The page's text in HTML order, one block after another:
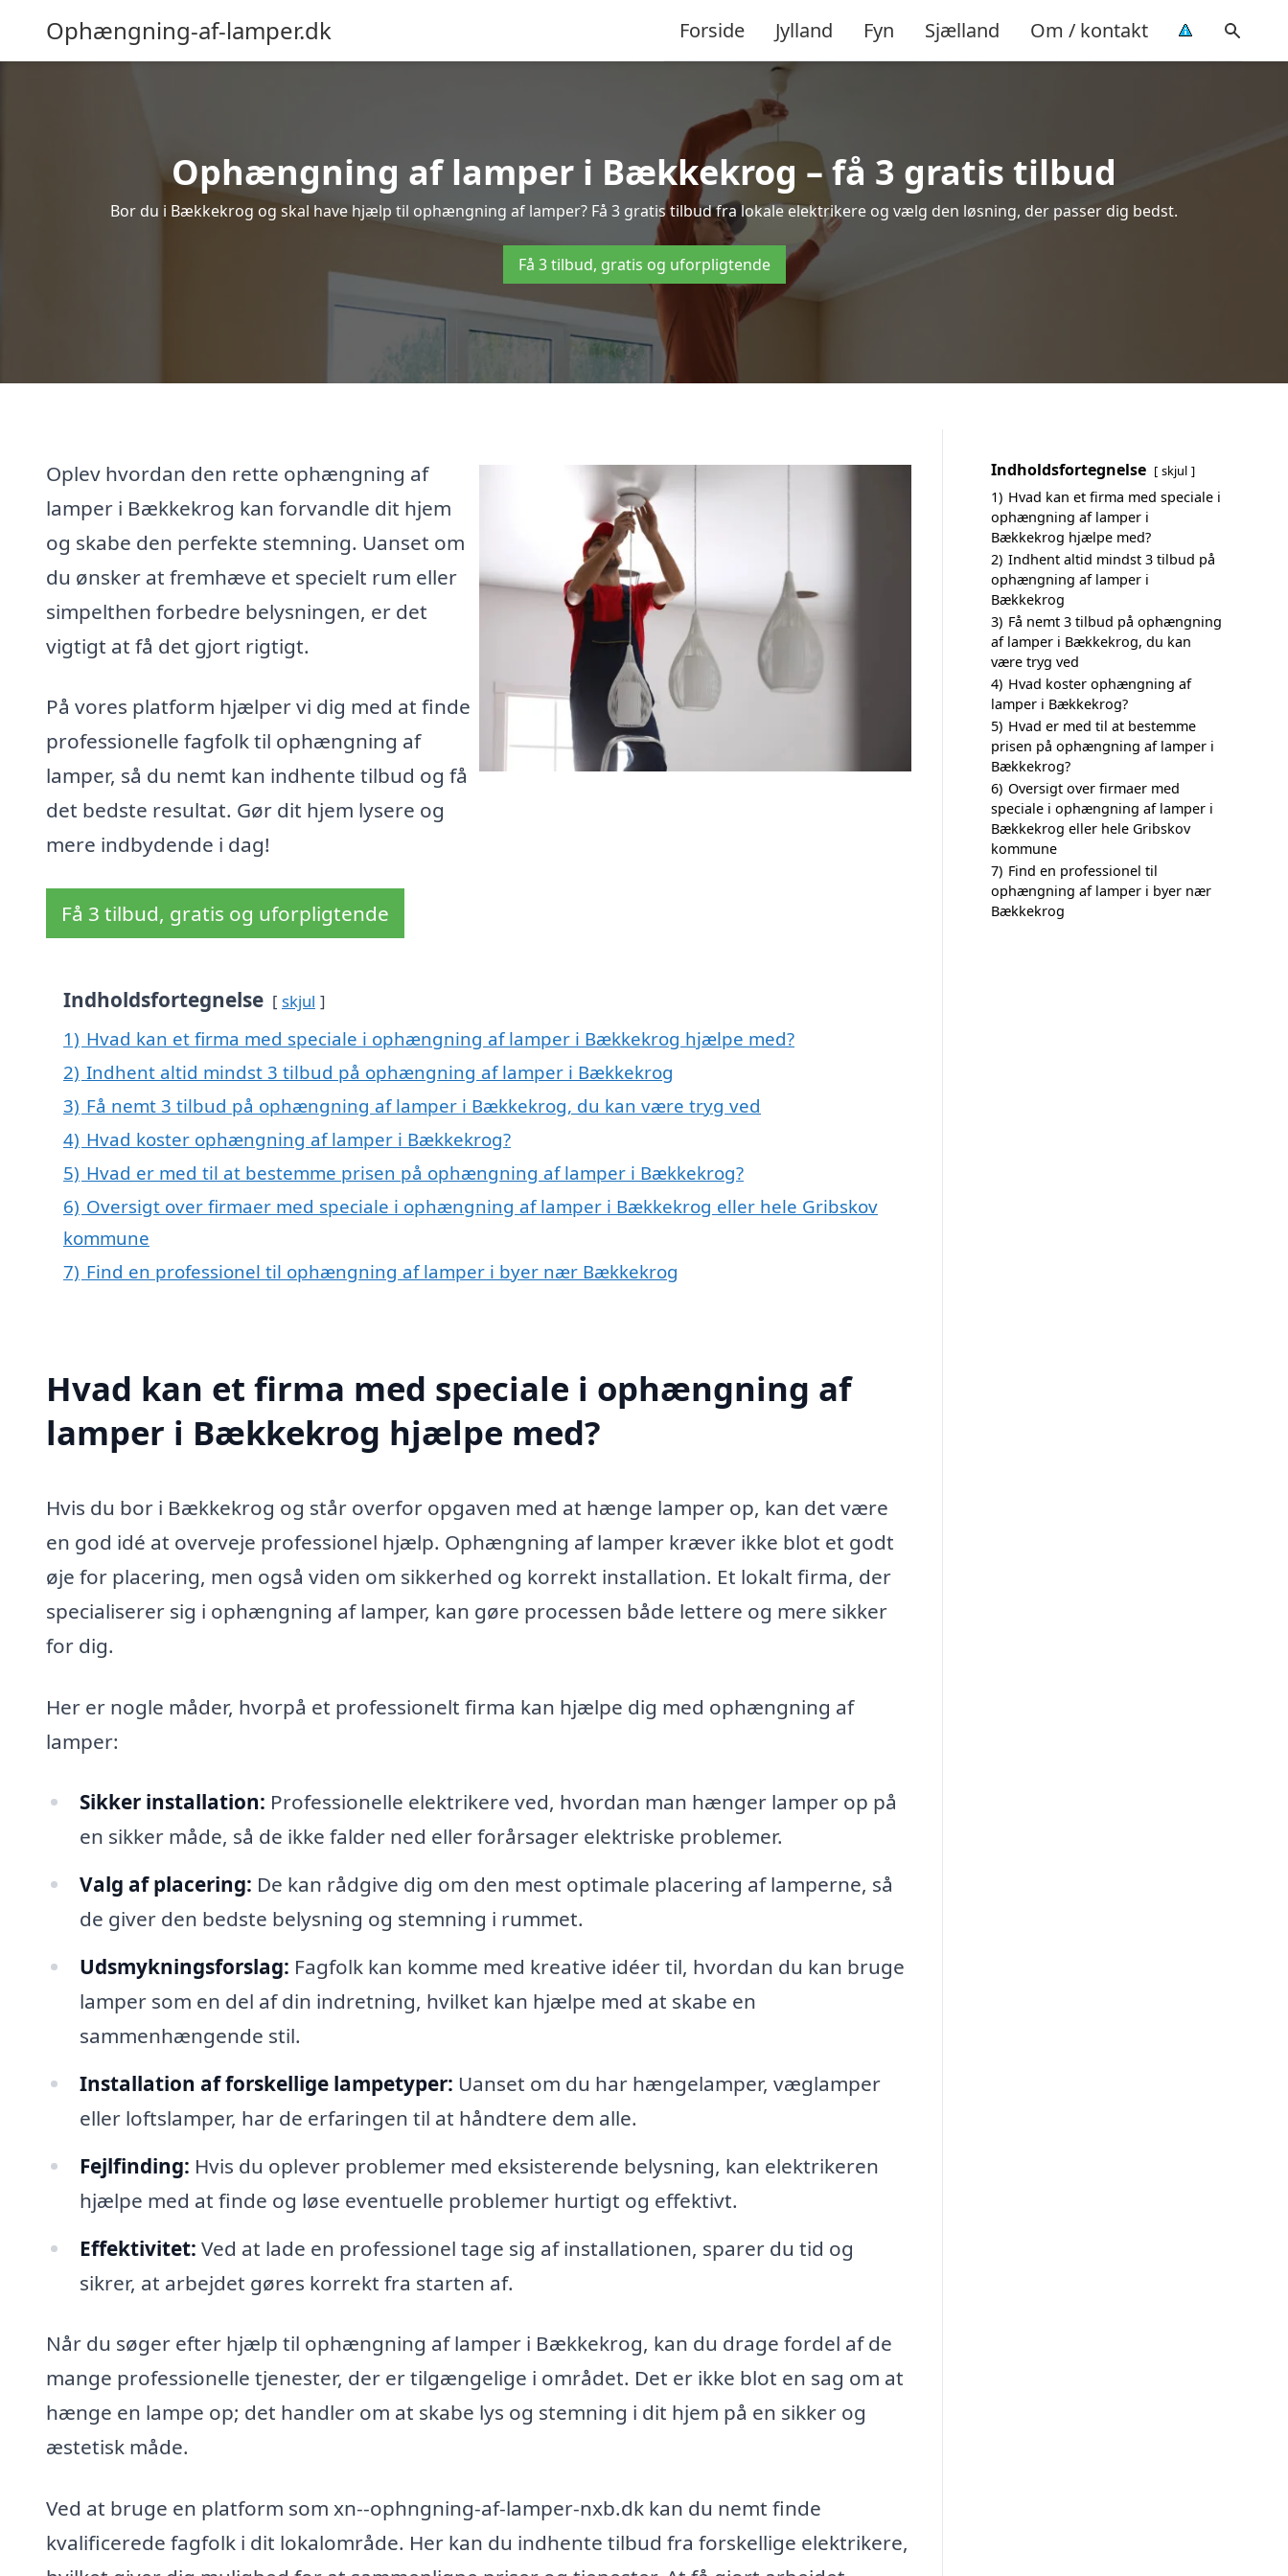
Ophængning-af-lamper.dk Forside Jylland Fyn Sjælland Om / kontakt
Ophængning af lamper i Bækkekrog – få 3 gratis tilbud
Bor du i Bækkekrog og skal have hjælp til ophængning af lamper? Få 3 gratis tilbud fra lokale elektrikere og vælg den løsning, der passer dig bedst.
Få 3 tilbud, gratis og uforpligtende
Oplev hvordan den rette ophængning af
lamper i Bækkekrog kan forvandle dit hjem
og skabe den perfekte stemning. Uanset om
du ønsker at fremhæve et specielt rum eller
simpelthen forbedre belysningen, er det
vigtigt at få det gjort rigtigt.
På vores platform hjælper vi dig med at finde
professionelle fagfolk til ophængning af
lamper, så du nemt kan indhente tilbud og få
det bedste resultat. Gør dit hjem lysere og
mere indbydende i dag!
Få 3 tilbud, gratis og uforpligtende
Indholdsfortegnelse skjul
1) Hvad kan et firma med speciale i ophængning af lamper i Bækkekrog hjælpe med?
2) Indhent altid mindst 3 tilbud på ophængning af lamper i Bækkekrog
3) Få nemt 3 tilbud på ophængning af lamper i Bækkekrog, du kan være tryg ved
4) Hvad koster ophængning af lamper i Bækkekrog?
5) Hvad er med til at bestemme prisen på ophængning af lamper i Bækkekrog?
6) Oversigt over firmaer med speciale i ophængning af lamper i Bækkekrog eller hele Gribskov
kommune
7) Find en professionel til ophængning af lamper i byer nær Bækkekrog
Hvad kan et firma med speciale i ophængning af
lamper i Bækkekrog hjælpe med?
Hvis du bor i Bækkekrog og står overfor opgaven med at hænge lamper op, kan det være
en god idé at overveje professionel hjælp. Ophængning af lamper kræver ikke blot et godt
øje for placering, men også viden om sikkerhed og korrekt installation. Et lokalt firma, der
specialiserer sig i ophængning af lamper, kan gøre processen både lettere og mere sikker
for dig.
Her er nogle måder, hvorpå et professionelt firma kan hjælpe dig med ophængning af
lamper:
Sikker installation: Professionelle elektrikere ved, hvordan man hænger lamper op på
en sikker måde, så de ikke falder ned eller forårsager elektriske problemer.
Valg af placering: De kan rådgive dig om den mest optimale placering af lamperne, så
de giver den bedste belysning og stemning i rummet.
Udsmykningsforslag: Fagfolk kan komme med kreative idéer til, hvordan du kan bruge
lamper som en del af din indretning, hvilket kan hjælpe med at skabe en
sammenhængende stil.
Installation af forskellige lampetyper: Uanset om du har hængelamper, væglamper
eller loftslamper, har de erfaringen til at håndtere dem alle.
Fejlfinding: Hvis du oplever problemer med eksisterende belysning, kan elektrikeren
hjælpe med at finde og løse eventuelle problemer hurtigt og effektivt.
Effektivitet: Ved at lade en professionel tage sig af installationen, sparer du tid og
sikrer, at arbejdet gøres korrekt fra starten af.
Når du søger efter hjælp til ophængning af lamper i Bækkekrog, kan du drage fordel af de
mange professionelle tjenester, der er tilgængelige i området. Det er ikke blot en sag om at
hænge en lampe op; det handler om at skabe lys og stemning i dit hjem på en sikker og
æstetisk måde.
Ved at bruge en platform som xn--ophngning-af-lamper-nxb.dk kan du nemt finde
kvalificerede fagfolk i dit lokalområde. Her kan du indhente tilbud fra forskellige elektrikere,
Indholdsfortegnelse skjul
1) Hvad kan et firma med speciale i
ophængning af lamper i
Bækkekrog hjælpe med?
2) Indhent altid mindst 3 tilbud på
ophængning af lamper i
Bækkekrog
3) Få nemt 3 tilbud på ophængning
af lamper i Bækkekrog, du kan
være tryg ved
4) Hvad koster ophængning af
lamper i Bækkekrog?
5) Hvad er med til at bestemme
prisen på ophængning af lamper i
Bækkekrog?
6) Oversigt over firmaer med
speciale i ophængning af lamper i
Bækkekrog eller hele Gribskov
kommune
7) Find en professionel til
ophængning af lamper i byer nær
Bækkekrog